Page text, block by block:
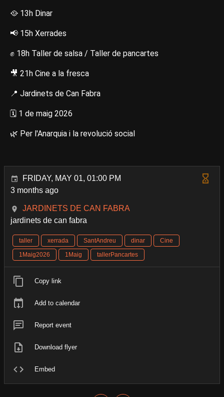
🥘 13h Dinar
📢 15h Xerrades
✊ 18h Taller de salsa / Taller de pancartes
🎥 21h Cine a la fresca
📍 Jardinets de Can Fabra
🗓️ 1 de maig 2026
🌿 Per l'Anarquia i la revolució social
FRIDAY, MAY 01, 01:00 PM
3 months ago
JARDINETS DE CAN FABRA
jardinets de can fabra
taller xerrada SantAndreu dinar
Cine
1Maig2026
1Maig tallerPancartes
Copy link
Add to calendar
Report event
Download flyer
Embed